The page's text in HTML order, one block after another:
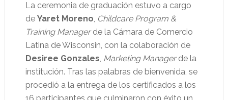
La ceremonia de graduación estuvo a cargo
de Yaret Moreno, Childcare Program &
Training Managerde la Cámara de Comercio
Latina de Wisconsin, con la colaboración de
Desiree Gonzales, Marketing Managerde la
institución. Tras las palabras de bienvenida, se
procedió a la entrega de los certificados a los